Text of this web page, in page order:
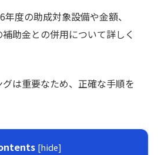
度の助成対象設備や金額、
助金との併用について詳しく
は重要なため、正確な手順を
[hide]